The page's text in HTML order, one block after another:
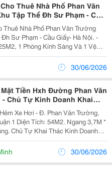
Thuê Nhà Phố Phan Văn
Tập Thể Đh Sư Phạm - Cầu
Thuê Nhà Phố Phan Văn Trường
Sư Phạm - Cầu Giấy- Hà Nội. -
1 Phòng Kính Sáng Và 1 Vệ
Doanh Văn Phòng/Cửa Hàng Tiện
Ích/ Kinh Doanh Các Mặt Hàng Sạch Sẽ. - Cho...
30/06/2026
Tiền Hxh Đường Phan Văn
Chủ Tự Kinh Doanh Khai
- Giang Giang:
Xe Hơi - Đ. Phan Văn Trường,
1 Diện Tích: 54M2. Ngang 3,7M *
Chủ Tự Khai Thác Kinh Doanh
Lý: Chuẩn. Chào: 21T. Giang
Nhận Ký Gửi...
30/06/2026